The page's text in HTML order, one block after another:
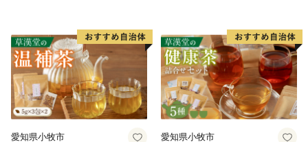
愛知県小牧市 愛知県小牧市